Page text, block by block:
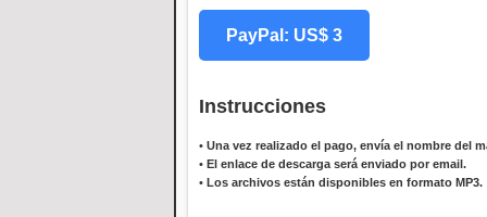
PayPal: US$ 3
Instrucciones
• Una vez realizado el pago, envía el nombre del
• El enlace de descarga será enviado por email.
• Los archivos están disponibles en formato MP3.